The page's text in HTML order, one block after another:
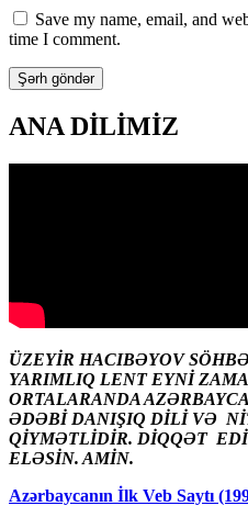
Save my name, email, and
time I comment.
ANA DİLİMİZ
ÜZEYİR HACIBƏYOV
YARIMLIQ LENT EYNİ
ORTALARANDA
ƏDƏBİ DANIŞIQ DİLİ VƏ
QİYMƏTLİDİR. DİQQƏT
ELƏSİN. AMİN.
Azərbaycanın İlk Veb Saytı